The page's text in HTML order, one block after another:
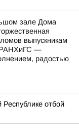
зале Дома
выпускникам
РАНХиГС —
радостью
отбой